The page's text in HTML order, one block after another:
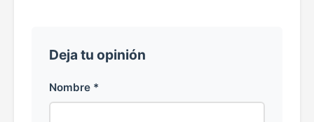
Deja tu opinión
Nombre *